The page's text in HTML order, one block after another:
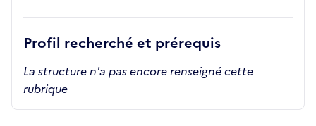
Profil recherché et prérequis
La structure n'a pas encore renseigné cette
rubrique